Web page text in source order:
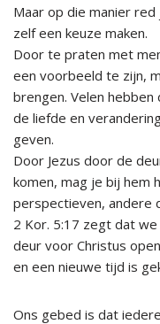
Maar op die manier
zelf een keuze maken.
Door te praten met
een voorbeeld te zijn,
brengen. Velen
de liefde en
geven.
Door Jezus door de
komen, mag je bij hem
perspectieven, andere
2 Kor. 5:17 zegt dat
deur voor Christus
en een nieuwe tijd is
Ons gebed is dat